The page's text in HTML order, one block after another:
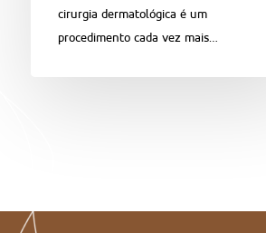
cirurgia dermatológica é um
procedimento cada vez mais…